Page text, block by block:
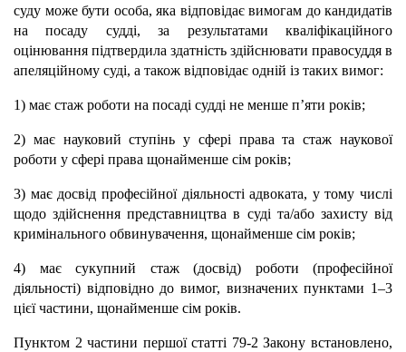
суду може бути особа, яка відповідає вимогам до кандидатів
на посаду судді, за результатами кваліфікаційного
оцінювання підтвердила здатність здійснювати правосуддя в
апеляційному суді, а також відповідає одній із таких вимог:
1) має стаж роботи на посаді судді не менше п’яти років;
2) має науковий ступінь у сфері права та стаж наукової
роботи у сфері права щонайменше сім років;
3) має досвід професійної діяльності адвоката, у тому числі
щодо здійснення представництва в суді та/або захисту від
кримінального обвинувачення, щонайменше сім років;
4) має сукупний стаж (досвід) роботи (професійної
діяльності) відповідно до вимог, визначених пунктами 1–3
цієї частини, щонайменше сім років.
Пунктом 2 частини першої статті 79-2 Закону встановлено,